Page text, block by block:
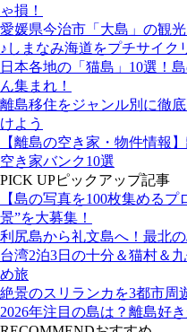
ゃ損！
愛媛県今治市「大島」の観
♪しまなみ海道をプチサイク
日本各地の「猫島」10選！
ん集まれ！
離島移住をジャンル別に徹
けよう
【離島の空き家・物件情報
空き家バンク10選
PICK UPピックアップ記事
【島の写真を100枚集める
景”を大募集！
利尻島から礼文島へ！最北
台湾2泊3日の十分＆猫村＆
め旅
絶景のスリランカを3都市周
2026年注目の島は？離島好